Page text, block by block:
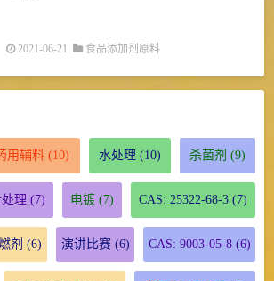
2021-06-21 食品添加剂原料
用辅料 (10) 水处理 (10) 杀菌剂 (9)
理 (7) 电镀 (7) CAS: 25322-68-3 (7)
剂 (6) 演讲比赛(6) CAS: 9003-05-8(6)